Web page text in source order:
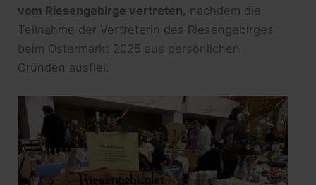
vom Riesengebirge vertreten, nachdem die
Teilnahme der Vertreterin des Riesengebirges
beim Ostermarkt 2025 aus persönlichen
Gründen ausfiel.